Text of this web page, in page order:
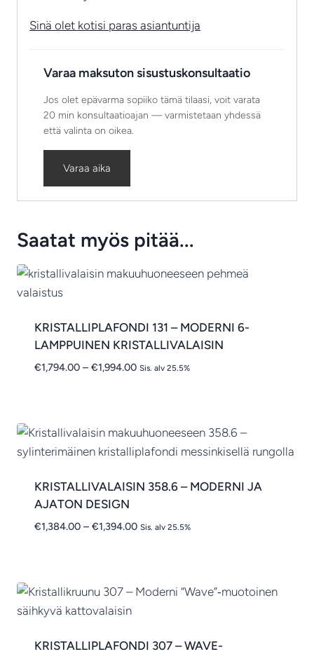
Sinä olet kotisi paras asiantuntija
Varaa maksuton sisustuskonsultaatio
Jos olet epävarma sopiiko tämä tilaasi, voit varata
20 min konsultaatioajan — varmistetaan yhdessä
että valinta on oikea.
Varaa aika
Saatat myös pitää...
KRISTALLIPLAFONDI 131 – MODERNI 6-
LAMPPUINEN KRISTALLIVALAISIN
€1,794.00 – €1,994.00Hintaluokka:
Sis. alv 25.5%
KRISTALLIVALAISIN 358.6 – MODERNI JA
AJATON DESIGN
€1,384.00 – €1,394.00Hintaluokka:
Sis. alv 25.5%
KRISTALLIPLAFONDI 307 – WAVE-